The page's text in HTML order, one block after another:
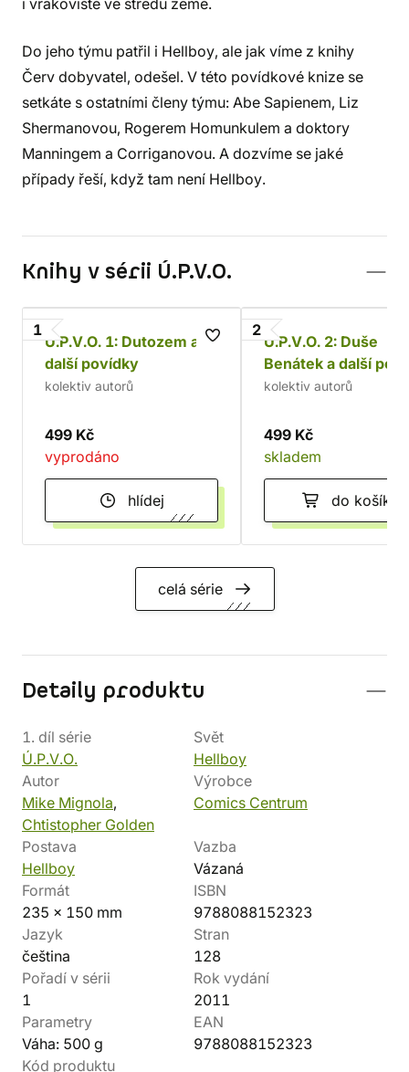
i vrakoviště ve středu země.
Do jeho týmu patřil i Hellboy, ale jak víme z knihy
Červ dobyvatel, odešel. V této povídkové knize se
setkáte s ostatními členy týmu: Abe Sapienem, Liz
Shermanovou, Rogerem Homunkulem a doktory
Manningem a Corriganovou. A dozvíme se jaké
případy řeší, když tam není Hellboy.
Knihy v sérii Ú.P.V.O.
1
Ú.P.V.O. 1: Dutozem a
další povídky
kolektiv autorů
499 Kč
vyprodáno
hlídej
2
Ú.P.V.O. 2: Duše
Benátek a další
kolektiv autorů
499 Kč
skladem
do košíku
celá série
Detaily produktu
1. díl série
Ú.P.V.O.
Svět
Hellboy
Autor
Mike Mignola,
Chtistopher Golden
Výrobce
Comics Centrum
Postava
Hellboy
Vazba
Vázaná
Formát
235 x 150 mm
ISBN
9788088152323
Jazyk
čeština
Stran
128
Pořadí v sérii
1
Rok vydání
2011
Parametry
Váha: 500 g
EAN
9788088152323
Kód produktu